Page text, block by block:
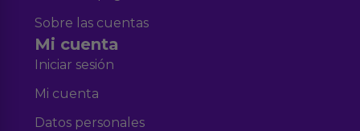
Sobre las cuentas
Mi cuenta
Iniciar sesión
Mi cuenta
Datos personales